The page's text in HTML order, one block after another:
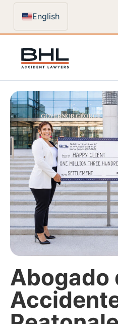
English
Abogado